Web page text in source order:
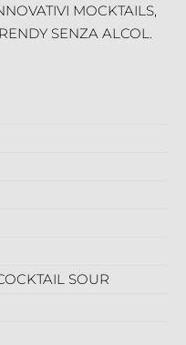
MOCKTAILS,
SENZA ALCOL.
SOUR